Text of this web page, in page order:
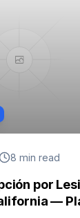
8 min read
por
—